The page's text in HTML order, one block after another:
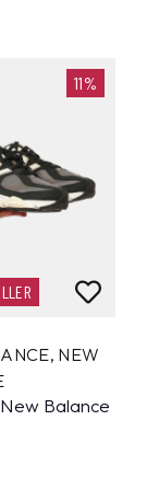
11%
, NEW
Balance